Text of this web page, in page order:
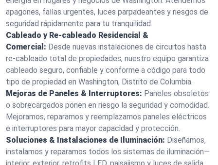
apagones, fallas urgentes, luces parpadeantes y riesgos de
seguridad rápidamente para tu tranquilidad.
Cableado y Re-cableado Residencial &
Comercial: Desde nuevas instalaciones de circuitos hasta
re-cableado total de propiedades, nuestro equipo garantiza
cableado seguro, confiable y conforme a código para todo
tipo de propiedad en Washington, Distrito de Columbia.
Mejoras de Paneles & Interruptores: Paneles obsoletos
o sobrecargados ponen en riesgo la seguridad y comodidad.
Mejoramos, reparamos y reemplazamos paneles eléctricos
e interruptores para mayor capacidad y protección.
Soluciones & Instalaciones de Iluminación: Diseñamos,
instalamos y reparamos todos los sistemas de iluminación—